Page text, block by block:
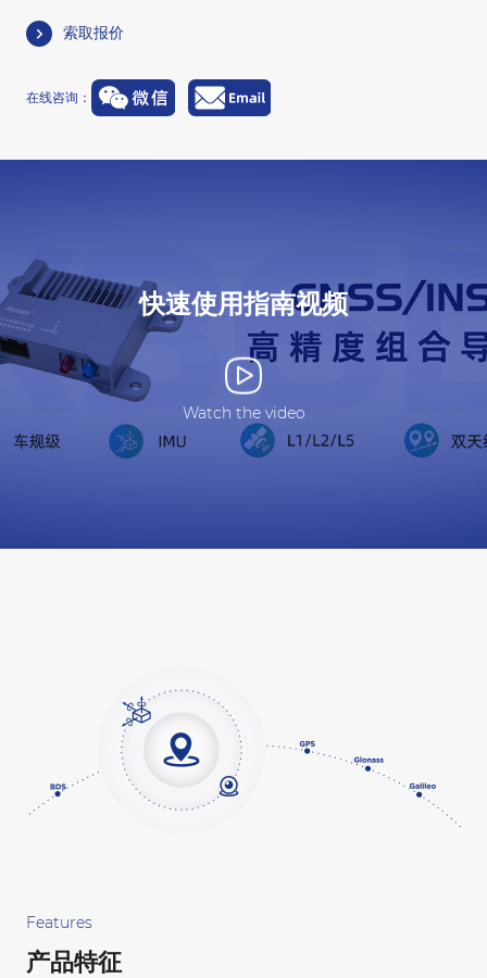
索取报价
在线咨询：
快速使用指南视频
Watch the video
Features
产品特征